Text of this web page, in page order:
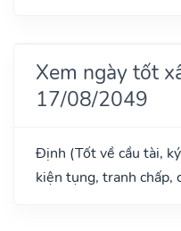
Xem ngày tốt
17/08/2049
Định (Tốt về cầu tài,
kiện tụng, tranh chấp,